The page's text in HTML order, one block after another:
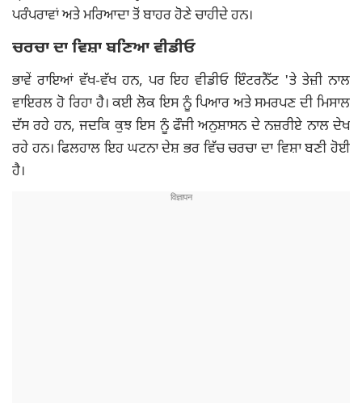
ਪਰੰਪਰਾਵਾਂ ਅਤੇ ਮਰਿਆਦਾ ਤੋਂ ਬਾਹਰ ਹੋਣੇ ਚਾਹੀਦੇ ਹਨ।
ਚਰਚਾ ਦਾ ਵਿਸ਼ਾ ਬਣਿਆ ਵੀਡੀਓ
ਭਾਵੇਂ ਰਾਇਆਂ ਵੱਖ-ਵੱਖ ਹਨ, ਪਰ ਇਹ ਵੀਡੀਓ ਇੰਟਰਨੈੱਟ 'ਤੇ ਤੇਜ਼ੀ ਨਾਲ
ਵਾਇਰਲ ਹੋ ਰਿਹਾ ਹੈ। ਕਈ ਲੋਕ ਇਸ ਨੂੰ ਪਿਆਰ ਅਤੇ ਸਮਰਪਣ ਦੀ ਮਿਸਾਲ
ਦੱਸ ਰਹੇ ਹਨ, ਜਦਕਿ ਕੁਝ ਇਸ ਨੂੰ ਫੌਜੀ ਅਨੁਸ਼ਾਸਨ ਦੇ ਨਜ਼ਰੀਏ ਨਾਲ ਦੇਖ
ਰਹੇ ਹਨ। ਫਿਲਹਾਲ ਇਹ ਘਟਨਾ ਦੇਸ਼ ਭਰ ਵਿੱਚ ਚਰਚਾ ਦਾ ਵਿਸ਼ਾ ਬਣੀ ਹੋਈ
ਹੈ।